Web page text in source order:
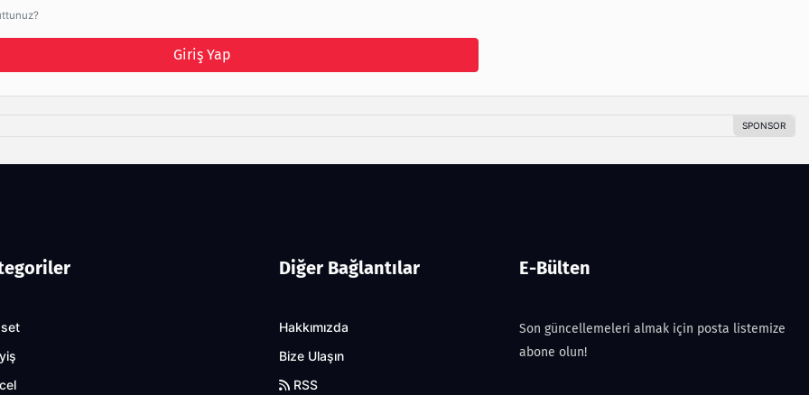
Giriş Yap
Diğer Bağlantılar
Hakkımızda
Bize Ulaşın
RSS
E-Bülten
Son güncellemeleri almak için posta listemize
abone olun!